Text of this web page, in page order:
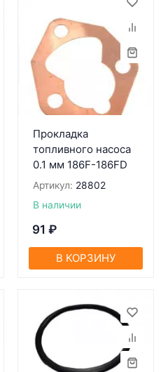
Прокладка
топливного насоса
0.1 мм 186F-186FD
Артикул: 28802
В наличии
91 ₽
В КОРЗИНУ